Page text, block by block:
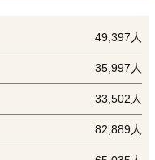
49,397人
35,997人
33,502人
82,889人